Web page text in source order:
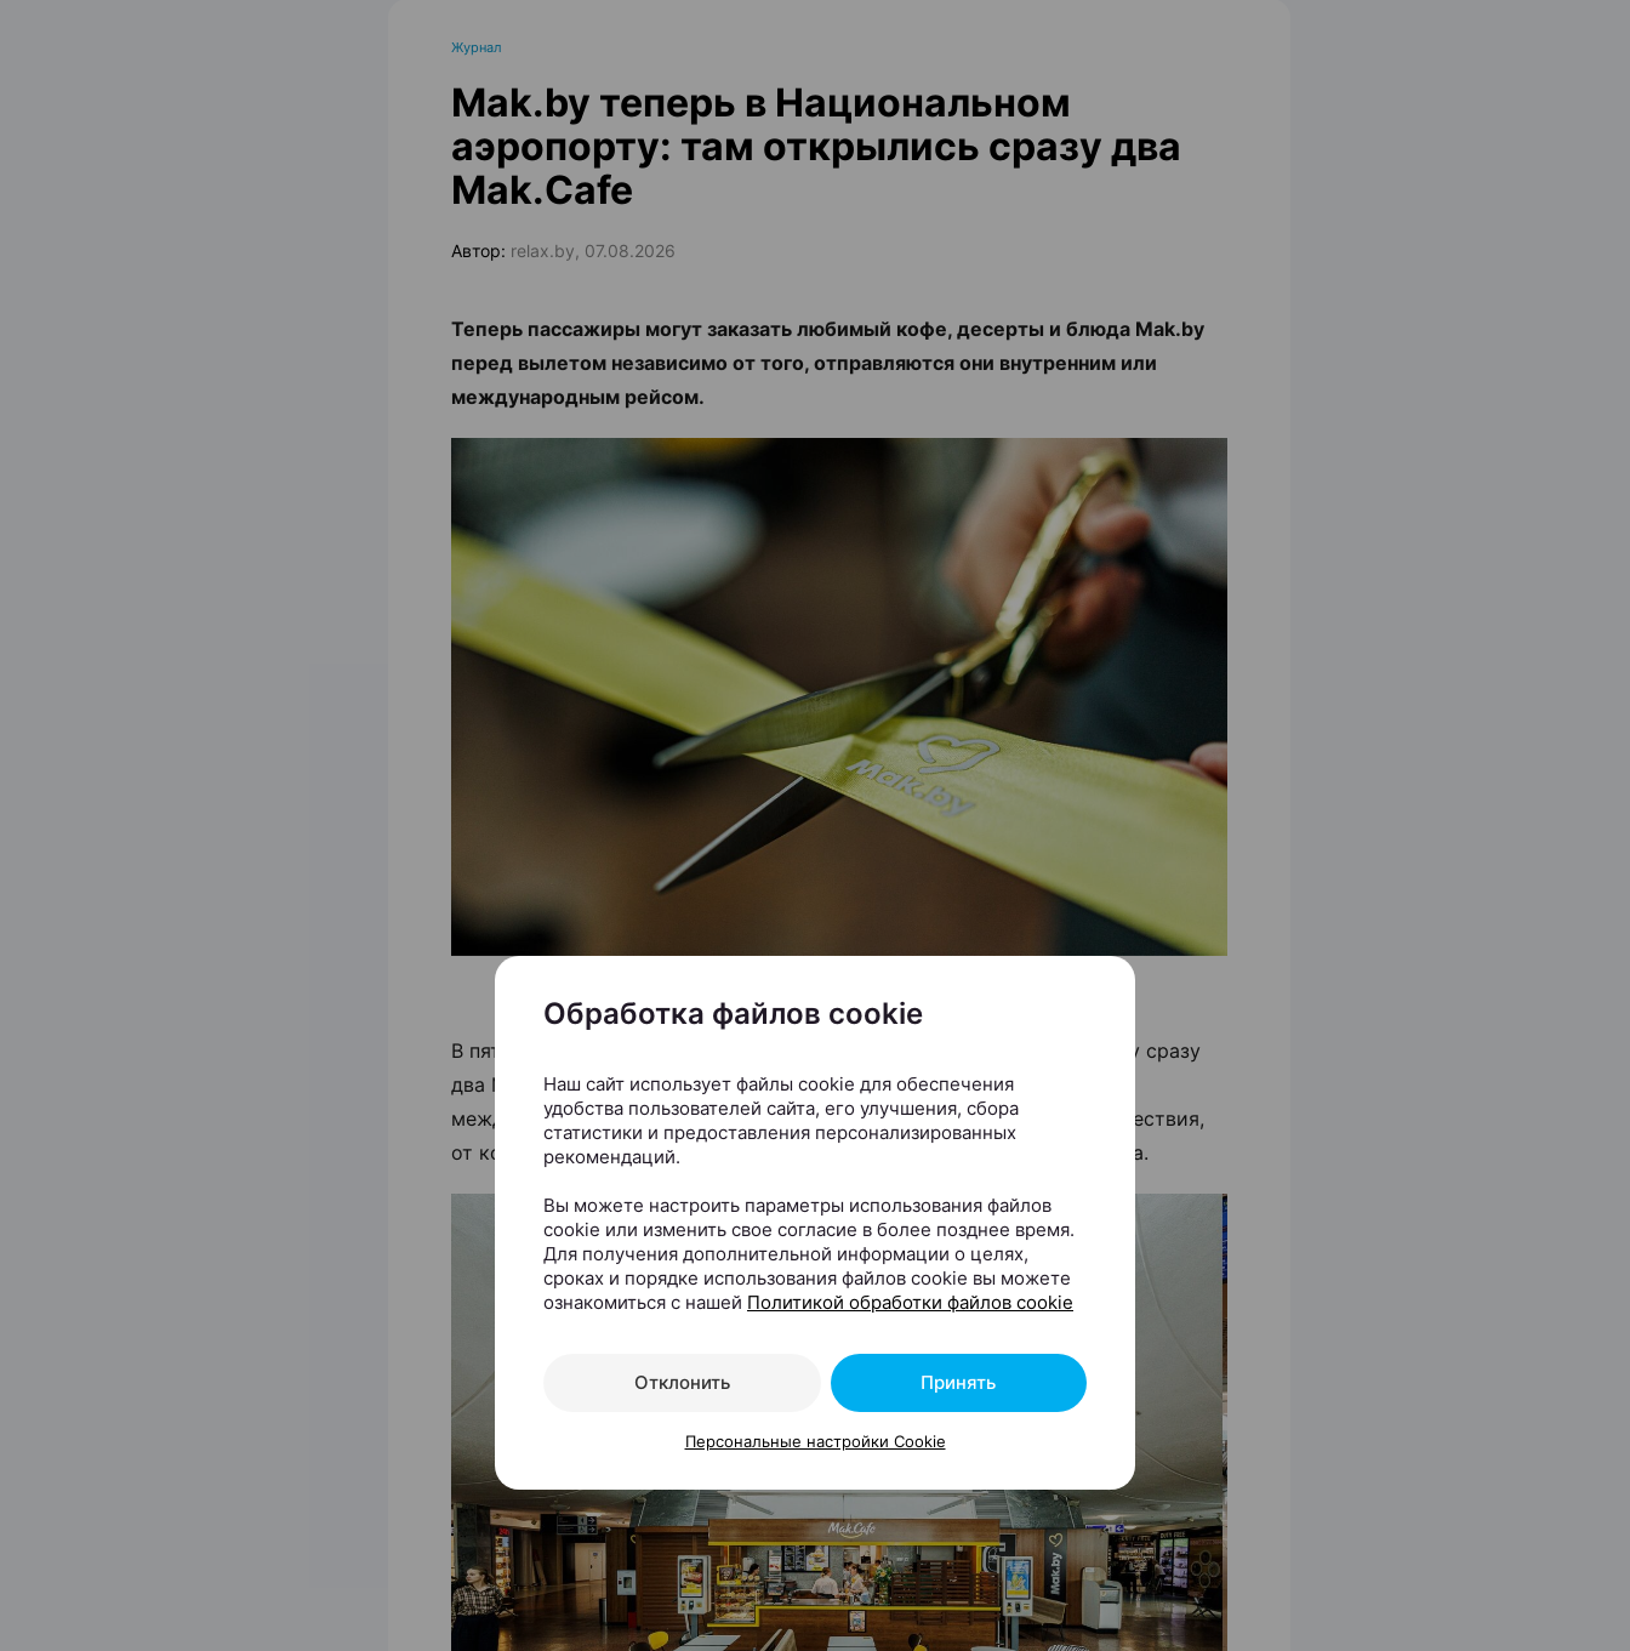
Журнал
Mak.by теперь в Национальном
аэропорту: там открылись сразу два
Mak.Cafe
Автор: relax.by, 07.08.2026
Теперь пассажиры могут заказать любимый кофе, десерты и блюда Mak.by
перед вылетом независимо от того, отправляются они внутренним или
международным рейсом.
В пятницу, 7 августа, в Национальном аэропорту Минск начали работу сразу
два Mak.Cafe. Они расположены в зонах вылета региональных и
международных рейсов и созданы с учетом разных сценариев путешествия,
от короткой командировки до длительного международного перелета.
Обработка файлов cookie
Наш сайт использует файлы cookie для обеспечения
удобства пользователей сайта, его улучшения, сбора
статистики и предоставления персонализированных
рекомендаций.
Вы можете настроить параметры использования файлов
cookie или изменить свое согласие в более позднее время.
Для получения дополнительной информации о целях,
сроках и порядке использования файлов cookie вы можете
ознакомиться с нашей Политикой обработки файлов cookie
Отклонить Принять
Персональные настройки Cookie